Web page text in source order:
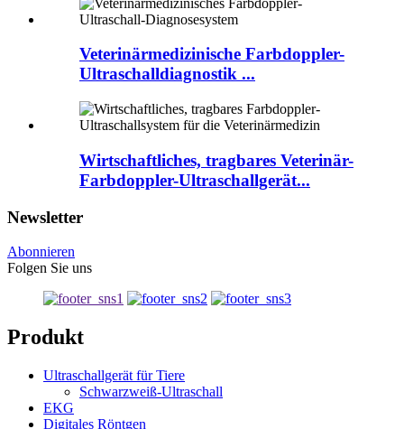
Veterinärmedizinische Farbdoppler-
Ultraschalldiagnostik ...
Wirtschaftliches, tragbares Veterinär-
Farbdoppler-Ultraschallgerät...
Newsletter
Abonnieren
Folgen Sie uns
Produkt
Ultraschallgerät für Tiere
Schwarzweiß-Ultraschall
EKG
Digitales Röntgen